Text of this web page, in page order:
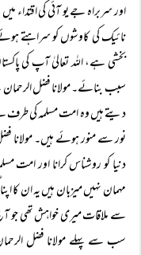
اور سربراہ جے یو آئی کی اقتداء
نائیک کی کاوشوں کو سراہتے
بخشی ہے، اللہ تعالیٰ آپ کی
سبب بنائے۔ مولانا فضل
دیتے ہیں وہ امت مسلمہ کی
نور سے منور ہوئے ہیں۔
دنیا کو روشناس کرانا اور امت
مہمان نہیں میزبان ہیں یہ ان کا
سے ملاقات میری خواہش تھی جو
سب سے پہلے مولانا فضل